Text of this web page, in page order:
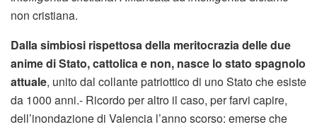
non cristiana.
Dalla simbiosi rispettosa della meritocrazia delle due
anime di Stato, cattolica e non, nasce lo stato spagnolo
attuale, unito dal collante patriottico di uno Stato che esiste
da 1000 anni.- Ricordo per altro il caso, per farvi capire,
dell’inondazione di Valencia l’anno scorso: emerse che